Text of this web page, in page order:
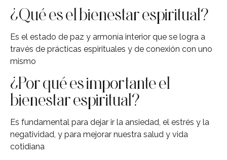
¿Qué es el bienestar espiritual?
Es el estado de paz y armonía interior que se logra a
través de prácticas espirituales y de conexión con uno
mismo
¿Por qué es importante el
bienestar espiritual?
Es fundamental para dejar ir la ansiedad, el estrés y la
negatividad, y para mejorar nuestra salud y vida
cotidiana